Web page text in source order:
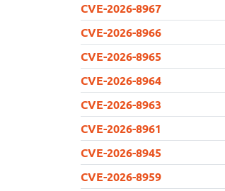
CVE-2026-8967
CVE-2026-8966
CVE-2026-8965
CVE-2026-8964
CVE-2026-8963
CVE-2026-8961
CVE-2026-8945
CVE-2026-8959